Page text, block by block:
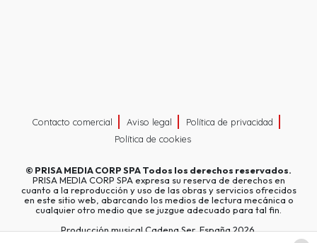
Contacto comercial Aviso legal
Política de privacidad
Política de cookies
© PRISA MEDIA CORP SPATodos los derechos reservados.
PRISA MEDIA CORP SPA expresa su reserva de derechos en
cuanto a la reproducción y uso de las obras y servicios ofrecidos
en este sitio web, abarcando los medios de lectura mecánica o
cualquier otro medio que se juzgue adecuado para tal fin.
Producción musical Cadena Ser, España 2026.